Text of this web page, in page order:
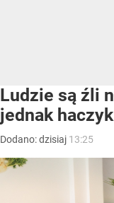
Ludzie są źli
jednak haczyk
Dodano:dzisiaj 13:25